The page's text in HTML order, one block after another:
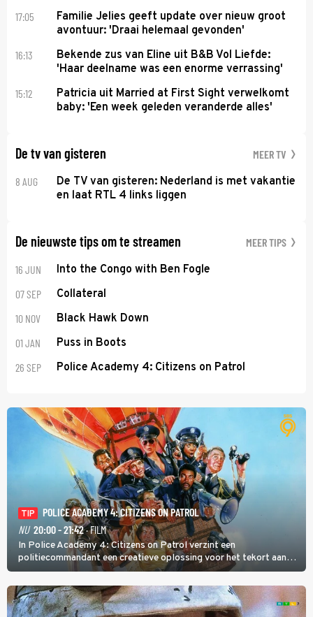
17:05
Familie Jelies geeft update over nieuw groot
avontuur: 'Draai helemaal gevonden'
16:13
Bekende zus van Eline uit B&B Vol Liefde:
'Haar deelname was een enorme verrassing'
15:12
Patricia uit Married at First Sight verwelkomt
baby: 'Een week geleden veranderde alles'
De tv van gisteren MEER TV
8 AUG
De TV van gisteren: Nederland is met vakantie
en laat RTL 4 links liggen
De nieuwste tips om te streamen MEER TIPS
16 JUN Into the Congo with Ben Fogle
07 SEP Collateral
10 NOV Black Hawk Down
01 JAN Puss in Boots
26 SEP Police Academy 4: Citizens on Patrol
TIP
POLICE ACADEMY 4: CITIZENS ON PATROL
NU 20:00 - 21:42· FILM
In Police Academy 4: Citizens on Patrol verzint een
politiecommandant een creatieve oplossing voor het tekort aan
agenten.